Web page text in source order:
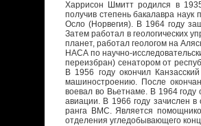
Харрисон Шмитт родился в 1935
получив степень бакалавра
Осло (Норвегия). В 1964 году
Затем работал в геологических
планет, работал геологом на
НАСА по научно-
переизбран) сенатором от
В 1956 году окончил
машиностроению. После
воевал во Вьетнаме. В 1964
авиации. В 1966 году зачислен в
ранга ВМС. Является
отделения угледобывающего